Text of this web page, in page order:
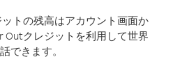
トの残高はアカウント画面か
Outクレジットを利用して世界
できます。